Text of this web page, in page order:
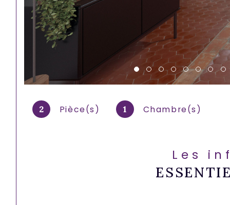
2 Pièce(s) 1 Chambre(s)
Les